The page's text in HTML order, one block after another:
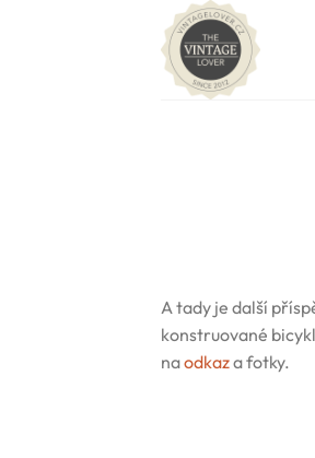
A tady je další
konstruované
naodkaza fotky.